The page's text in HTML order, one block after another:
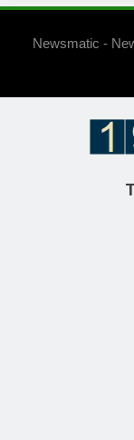
Newsmatic -